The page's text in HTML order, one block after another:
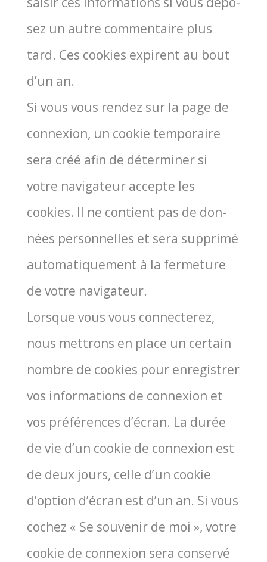
sez un autre com­men­taire plus
tard. Ces cookies expirent au bout
d’un an.
Si vous vous ren­dez sur la page de
connexion, un cookie tem­po­raire
sera créé afin de déter­mi­ner si
votre navi­ga­teur accepte les
cookies. Il ne contient pas de don­
nées per­son­nelles et sera sup­pri­mé
auto­ma­ti­que­ment à la fer­me­ture
de votre navi­ga­teur.
Lorsque vous vous connec­te­rez,
nous met­trons en place un cer­tain
nombre de cookies pour enre­gis­trer
vos infor­ma­tions de connexion et
vos pré­fé­rences d’écran. La durée
de vie d’un cookie de connexion est
de deux jours, celle d’un cookie
d’option d’écran est d’un an. Si vous
cochez « Se sou­ve­nir de moi », votre
cookie de connexion sera conser­vé